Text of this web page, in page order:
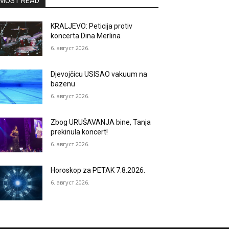
KRALJEVO: Peticija protiv
koncerta Dina Merlina
6. август 2026.
Djevojčicu USISAO vakuum na
bazenu
6. август 2026.
Zbog URUŠAVANJA bine, Tanja
prekinula koncert!
6. август 2026.
Horoskop za PETAK 7.8.2026.
6. август 2026.